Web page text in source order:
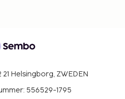
Helsingborg, ZWEDEN
556529-1795